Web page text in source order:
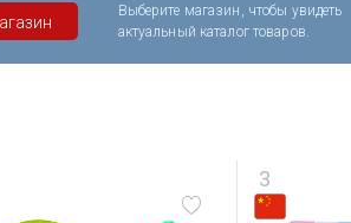
Выберите магазин, чтобы увидеть
актуальный каталог товаров.
3